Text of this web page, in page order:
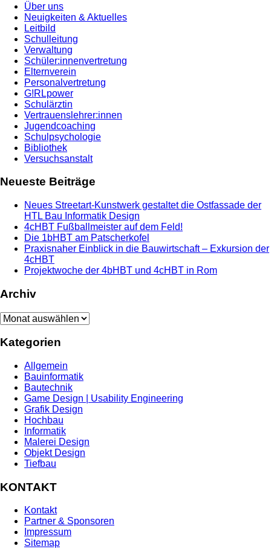
Über uns
Neuigkeiten & Aktuelles
Leitbild
Schulleitung
Verwaltung
Schüler:innenvertretung
Elternverein
Personalvertretung
G!RLpower
Schulärztin
Vertrauenslehrer:innen
Jugendcoaching
Schulpsychologie
Bibliothek
Versuchsanstalt
Neueste Beiträge
Neues Streetart-Kunstwerk gestaltet die Ostfassade der
HTL Bau Informatik Design
4cHBT Fußballmeister auf dem Feld!
Die 1bHBT am Patscherkofel
Praxisnaher Einblick in die Bauwirtschaft – Exkursion der
4cHBT
Projektwoche der 4bHBT und 4cHBT in Rom
Archiv
Archiv
Kategorien
Allgemein
Bauinformatik
Bautechnik
Game Design | Usability Engineering
Grafik Design
Hochbau
Informatik
Malerei Design
Objekt Design
Tiefbau
KONTAKT
Kontakt
Partner & Sponsoren
Impressum
Sitemap